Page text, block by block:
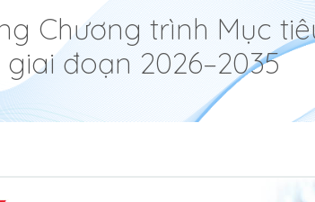
Chương trình Mục
đoạn 2026–2035